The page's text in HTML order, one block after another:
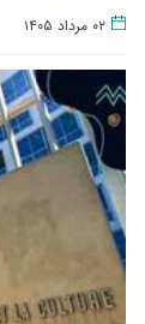
۰۲ مرداد ۱۴۰۵